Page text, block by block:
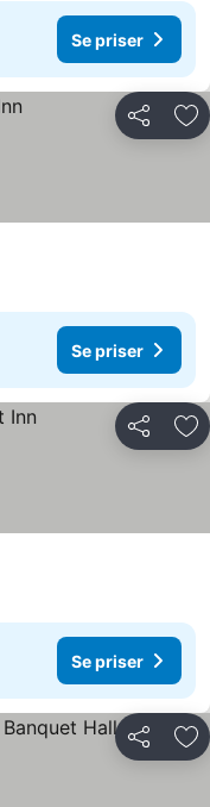
Se priser
Del
Se priser
Del
Se priser
Del